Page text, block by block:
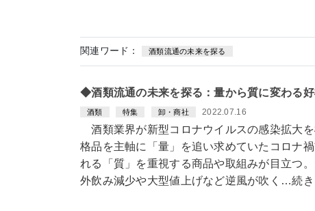
関連ワード： 酒類流通の未来を探る
◆酒類流通の未来を探る：量から質に変わる
酒類 特集 卸・商社 2022.07.16
酒類業界が新型コロナウイルスの感染拡大
格品を主軸に「量」を追い求めていたコロナ
れる「質」を重視する商品や取組みが目立つ
外飲み減少や大型値上げなど逆風が吹く…続